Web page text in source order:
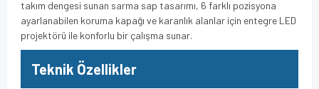
takım dengesi sunan sarma sap tasarımı, 6 farklı pozisyona
ayarlanabilen koruma kapağı ve karanlık alanlar için entegre LED
projektörü ile konforlu bir çalışma sunar.
Teknik Özellikler